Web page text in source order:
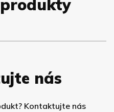
nás
Kontaktujte nás